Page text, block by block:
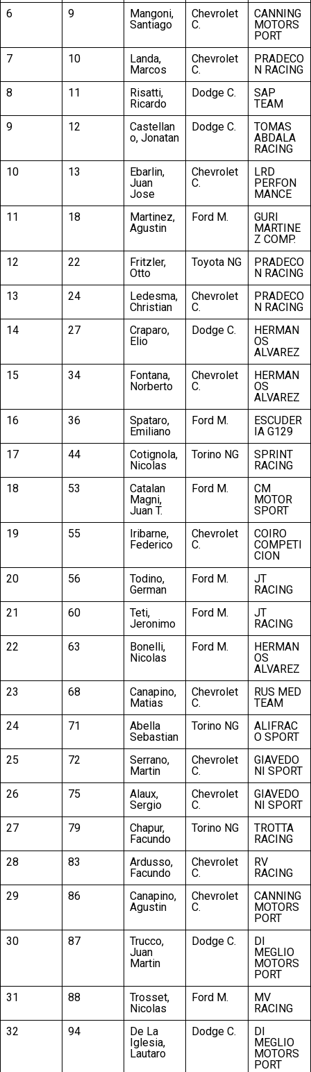
6 9
Mangoni,
Santiago
Chevrolet
C.
CANNING
MOTORS
PORT
7
10
Landa,
Marcos
Chevrolet
C.
PRADECO
N RACING
8
11
Risatti,
Ricardo
Dodge C.
SAP
TEAM
9
12
Castellan
o, Jonatan
Dodge C.
TOMAS
ABDALA
RACING
10
13
Ebarlin,
Juan
Jose
Chevrolet
C.
LRD
PERFON
MANCE
11
18
Martinez,
Agustin
Ford M.
GURI
MARTINE
Z COMP.
12
22
Fritzler,
Otto
Toyota NG
PRADECO
N RACING
13
24
Ledesma,
Christian
Chevrolet
C.
PRADECO
N RACING
14
27
Craparo,
Elio
Dodge C.
HERMAN
OS
ALVAREZ
15
34
Fontana,
Norberto
Chevrolet
C.
HERMAN
OS
ALVAREZ
16
36
Spataro,
Emiliano
Ford M.
ESCUDER
IA G129
17
44
Cotignola,
Nicolas
Torino NG
SPRINT
RACING
18
53
Catalan
Magni,
Juan T.
Ford M.
CM
MOTOR
SPORT
19
55
Iribarne,
Federico
Chevrolet
C.
COIRO
COMPETI
CION
20
56
Todino,
German
Ford M.
JT
RACING
21
60
Teti,
Jeronimo
Ford M.
JT
RACING
22
63
Bonelli,
Nicolas
Ford M.
HERMAN
OS
ALVAREZ
23
68
Canapino,
Matias
Chevrolet
C.
RUS MED
TEAM
24
71
Abella
Sebastian
Torino NG
ALIFRAC
O SPORT
25
72
Serrano,
Martin
Chevrolet
C.
GIAVEDO
NI SPORT
26
75
Alaux,
Sergio
Chevrolet
C.
GIAVEDO
NI SPORT
27
79
Chapur,
Facundo
Torino NG
TROTTA
RACING
28
83
Ardusso,
Facundo
Chevrolet
C.
RV
RACING
29
86
Canapino,
Agustin
Chevrolet
C.
CANNING
MOTORS
PORT
30
87
Trucco,
Juan
Martin
Dodge C.
DI
MEGLIO
MOTORS
PORT
31
88
Trosset,
Nicolas
Ford M.
MV
RACING
32
94
De La
Iglesia,
Lautaro
Dodge C.
DI
MEGLIO
MOTORS
PORT